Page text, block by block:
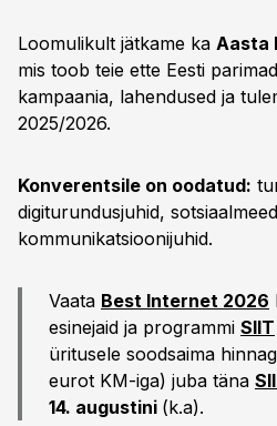
Loomulikult jätkame ka Aasta
mis toob teie ette Eesti
kampaania, lahendused ja
2025/2026.
Konverentsile on oodatud:
digiturundusjuhid,
kommunikatsioonijuhid.
Vaata Best Internet 2026
esinejaid ja programmi SIIT
üritusele soodsaima
eurot KM-iga) juba täna
14. augustini (k.a).